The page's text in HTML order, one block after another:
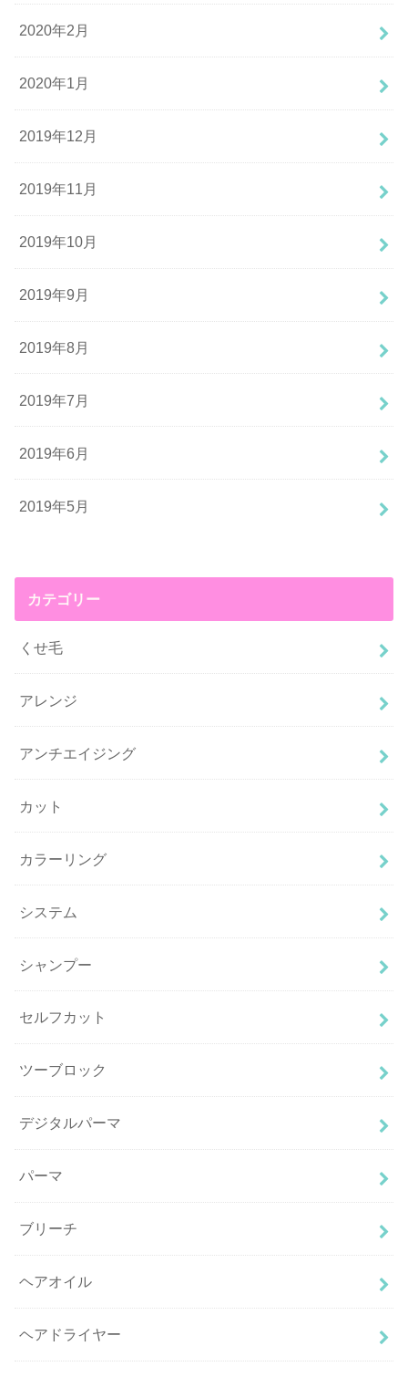
2020年2月
2020年1月
2019年12月
2019年11月
2019年10月
2019年9月
2019年8月
2019年7月
2019年6月
2019年5月
カテゴリー
くせ毛
アレンジ
アンチエイジング
カット
カラーリング
システム
シャンプー
セルフカット
ツーブロック
デジタルパーマ
パーマ
ブリーチ
ヘアオイル
ヘアドライヤー